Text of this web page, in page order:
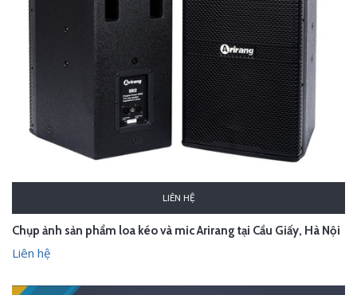
LIÊN HỆ
Chụp ảnh sản phẩm loa kéo và mic Arirang tại Cầu Giấy, Hà Nội
Liên hệ